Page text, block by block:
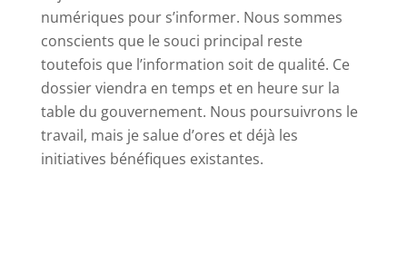
numériques pour s’informer. Nous sommes
conscients que le souci principal reste
toutefois que l’information soit de qualité. Ce
dossier viendra en temps et en heure sur la
table du gouvernement. Nous poursuivrons le
travail, mais je salue d’ores et déjà les
initiatives bénéfiques existantes.